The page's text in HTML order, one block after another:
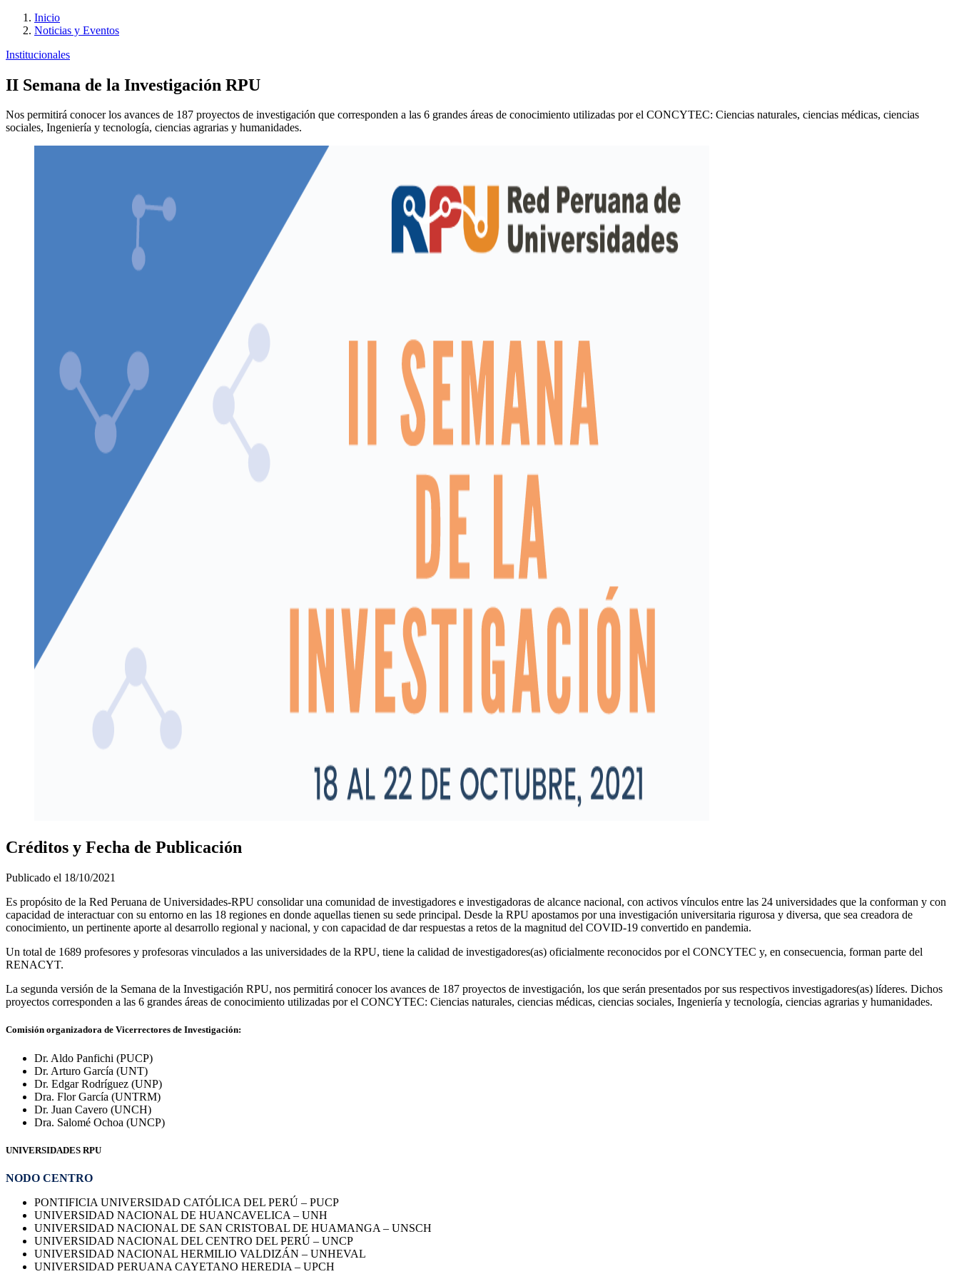
Inicio
Noticias y Eventos
Institucionales
II Semana de la Investigación RPU
Nos permitirá conocer los avances de 187 proyectos de investigación que corresponden a las 6 grandes áreas de conocimiento utilizadas por el CONCYTEC: Ciencias naturales, ciencias médicas, ciencias
sociales, Ingeniería y tecnología, ciencias agrarias y humanidades.
Créditos y Fecha de Publicación
Publicado el 18/10/2021
Es propósito de la Red Peruana de Universidades-RPU consolidar una comunidad de investigadores e investigadoras de alcance nacional, con activos vínculos entre las 24 universidades que la conforman y con
capacidad de interactuar con su entorno en las 18 regiones en donde aquellas tienen su sede principal. Desde la RPU apostamos por una investigación universitaria rigurosa y diversa, que sea creadora de
conocimiento, un pertinente aporte al desarrollo regional y nacional, y con capacidad de dar respuestas a retos de la magnitud del COVID-19 convertido en pandemia.
Un total de 1689 profesores y profesoras vinculados a las universidades de la RPU, tiene la calidad de investigadores(as) oficialmente reconocidos por el CONCYTEC y, en consecuencia, forman parte del
RENACYT.
La segunda versión de la Semana de la Investigación RPU, nos permitirá conocer los avances de 187 proyectos de investigación, los que serán presentados por sus respectivos investigadores(as) líderes. Dichos
proyectos corresponden a las 6 grandes áreas de conocimiento utilizadas por el CONCYTEC: Ciencias naturales, ciencias médicas, ciencias sociales, Ingeniería y tecnología, ciencias agrarias y humanidades.
Comisión organizadora de Vicerrectores de Investigación:
Dr. Aldo Panfichi (PUCP)
Dr. Arturo García (UNT)
Dr. Edgar Rodríguez (UNP)
Dra. Flor García (UNTRM)
Dr. Juan Cavero (UNCH)
Dra. Salomé Ochoa (UNCP)
UNIVERSIDADES RPU
NODO CENTRO
PONTIFICIA UNIVERSIDAD CATÓLICA DEL PERÚ – PUCP
UNIVERSIDAD NACIONAL DE HUANCAVELICA – UNH
UNIVERSIDAD NACIONAL DE SAN CRISTOBAL DE HUAMANGA – UNSCH
UNIVERSIDAD NACIONAL DEL CENTRO DEL PERÚ – UNCP
UNIVERSIDAD NACIONAL HERMILIO VALDIZÁN – UNHEVAL
UNIVERSIDAD PERUANA CAYETANO HEREDIA – UPCH